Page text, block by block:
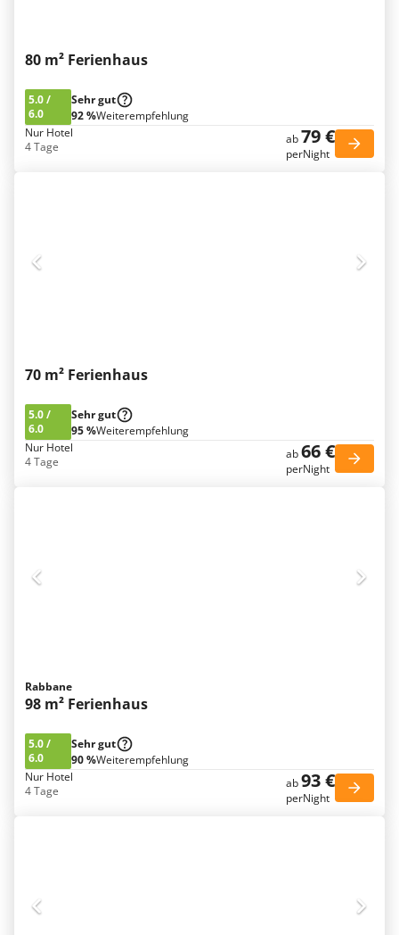
80 m² Ferienhaus
5.0/
6.0
Sehr gut
92 %Weiterempfehlung
Nur Hotel
4 Tage
ab79 €
perNight
70 m² Ferienhaus
5.0/
6.0
Sehr gut
95 %Weiterempfehlung
Nur Hotel
4 Tage
ab66 €
perNight
Rabbane
98 m² Ferienhaus
5.0/
6.0
Sehr gut
90 %Weiterempfehlung
Nur Hotel
4 Tage
ab93 €
perNight